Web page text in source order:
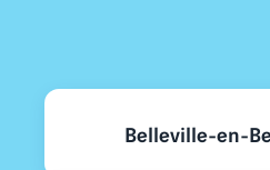
Belleville-en-